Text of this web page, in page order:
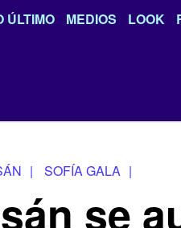
ÚLTIMO MEDIOS LOOK
| SOFÍA GALA |
se